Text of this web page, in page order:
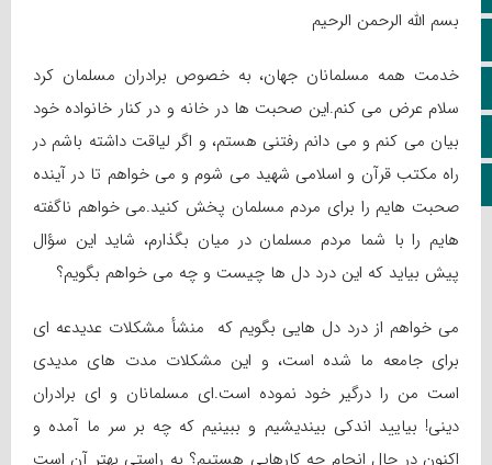
آپارات
اینستاگرام
کانال تلگرام
بسم الله الرحمن الرحیم
خدمت همه مسلمانان جهان، به خصوص برادران مسلمان کرد
سلام عرض می کنم.این صحبت ها در خانه و در کنار خانواده خود
بیان می کنم و می دانم رفتنی هستم، و اگر لیاقت داشته باشم در
راه مکتب قرآن و اسلامی شهید می شوم و می خواهم تا در آینده
صحبت هایم را برای مردم مسلمان پخش کنید.می خواهم ناگفته
هایم را با شما مردم مسلمان در میان بگذارم، شاید این سؤال
پیش بیاید که این درد دل ها چیست و چه می خواهم بگویم؟
می خواهم از درد دل هایی بگویم که منشأ مشکلات عدیدعه ای
برای جامعه ما شده است، و این مشکلات مدت های مدیدی
است من را درگیر خود نموده است.ای مسلمانان و ای برادران
دینی! بیایید اندکی بیندیشیم و ببینیم که چه بر سر ما آمده و
اکنون در حال انجام چه کارهایی هستیم؟ به راستی بهتر آن است